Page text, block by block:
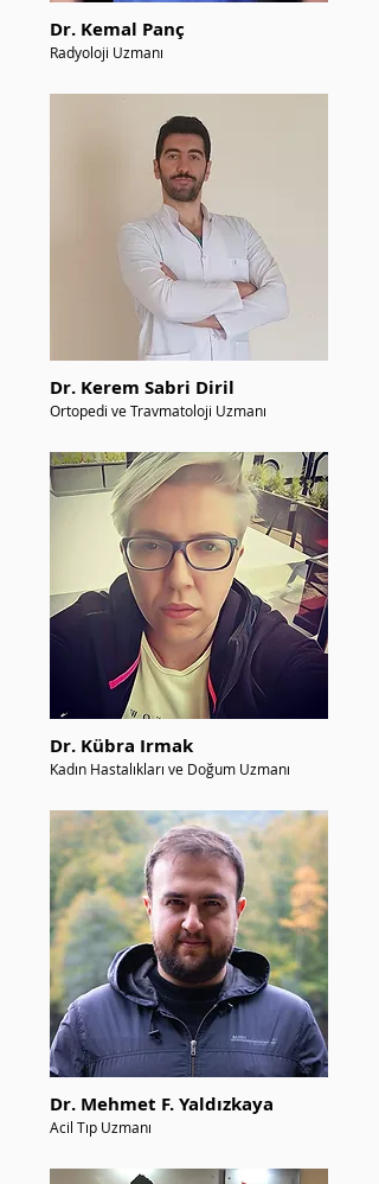
Dr. Kemal Panç
Radyoloji Uzmanı
Dr. Kerem Sabri Diril
Ortopedi ve Travmatoloji Uzmanı
Dr. Kübra Irmak
Kadın Hastalıkları ve Doğum Uzmanı
Dr. Mehmet F. Yaldızkaya
Acil Tıp Uzmanı